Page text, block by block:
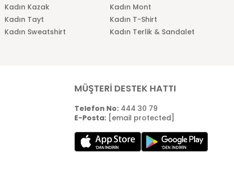
Kadın Kazak
Kadın Mont
Kadın Tayt
Kadın T-Shirt
Kadın Sweatshirt Kadın Terlik & Sandalet
MÜŞTERİ DESTEK HATTI
Telefon No:444 30 79
E-Posta: [email protected]